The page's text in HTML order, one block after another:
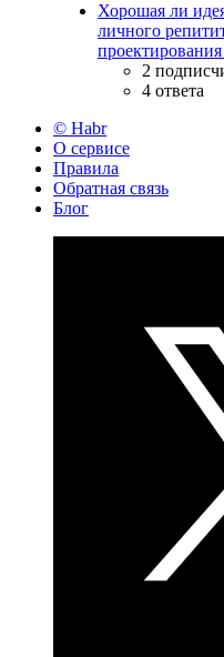
Хорошая ли
личного
2
4 ответа
© Habr
О сервисе
Правила
Обратная связь
Блог